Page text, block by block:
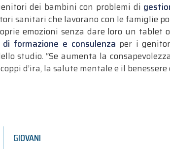
dei bambini con problemi di
sanitari che lavorano con le famiglie
emozioni senza dare loro un tablet
formazione e consulenza per i
studio. “Se aumenta la
d’ira, la salute mentale e il
GIOVANI